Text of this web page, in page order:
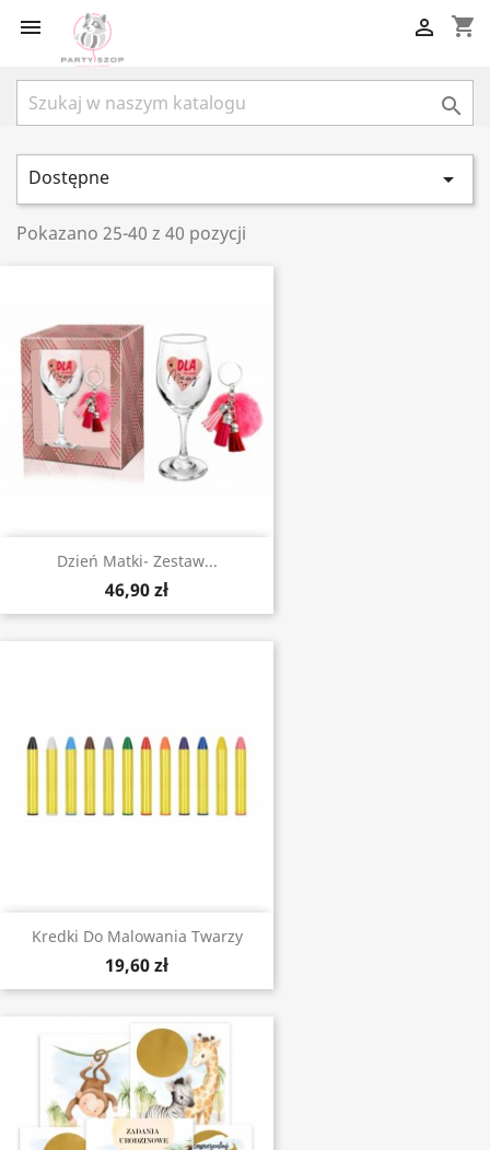
 shopping_cart


Dostępne 
Pokazano 25-40 z 40 pozycji
Dzień Matki- Zestaw...
46,90 zł
Kredki Do Malowania Twarzy
19,60 zł